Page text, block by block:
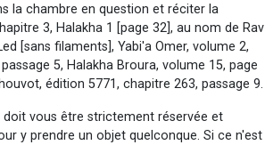
la chambre en question et réciter la
3, Halakha 1 [page 32], au nom de Rav
[sans filaments], Yabi'a Omer, volume 2,
5, Halakha Broura, volume 15, page
édition 5771, chapitre 263, passage 9.
vous être strictement réservée et
y prendre un objet quelconque. Si ce n'est